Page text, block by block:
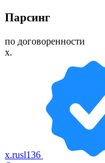
Парсинг
по договоренности
x.
x.rusl136